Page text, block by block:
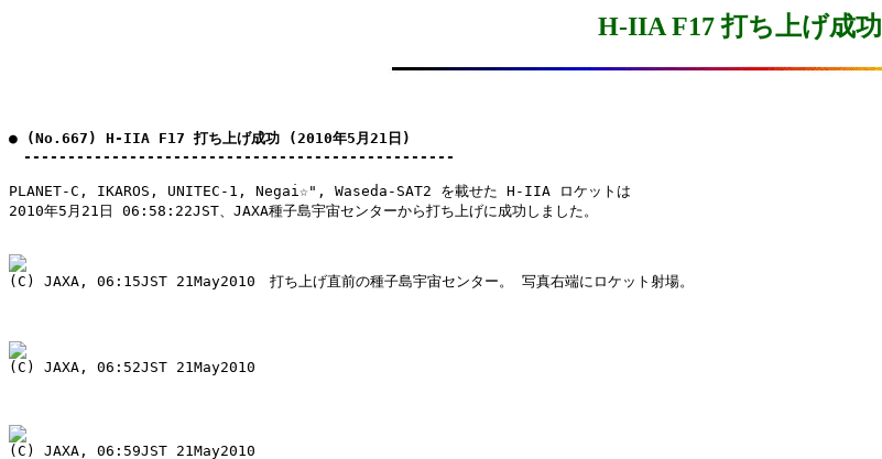
H-IIA F17 打ち上げ成功
● (No.667) H-IIA F17 打ち上げ成功 (2010年5月21日)
-------------------------------------------------
PLANET-C, IKAROS, UNITEC-1, Negai☆", Waseda-SAT2 を載せた H-IIA ロケットは
2010年5月21日 06:58:22JST、JAXA種子島宇宙センターから打ち上げに成功しました。